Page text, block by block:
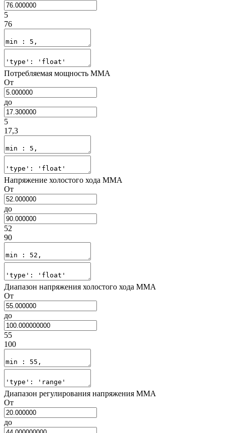
5
76
Потребляемая мощность MMA
От
до
5
17,3
Напряжение холостого хода MMA
От
до
52
90
Диапазон напряжения холостого хода MMA
От
до
55
100
Диапазон регулирования напряжения MMA
От
до